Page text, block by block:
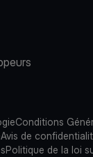
Conditions
Avis de
Politique de la loi